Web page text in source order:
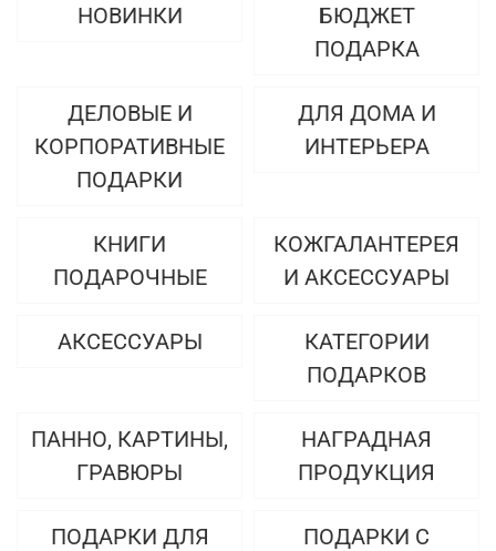
НОВИНКИ
БЮДЖЕТ
ПОДАРКА
ДЕЛОВЫЕ И
КОРПОРАТИВНЫЕ
ПОДАРКИ
ДЛЯ ДОМА И
ИНТЕРЬЕРА
КНИГИ
ПОДАРОЧНЫЕ
КОЖГАЛАНТЕРЕЯ
И АКСЕССУАРЫ
АКСЕССУАРЫ
КАТЕГОРИИ
ПОДАРКОВ
ПАННО, КАРТИНЫ,
ГРАВЮРЫ
НАГРАДНАЯ
ПРОДУКЦИЯ
ПОДАРКИ ДЛЯ
ПОДАРКИ С